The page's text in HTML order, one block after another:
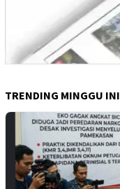
TRENDING MINGGU INI